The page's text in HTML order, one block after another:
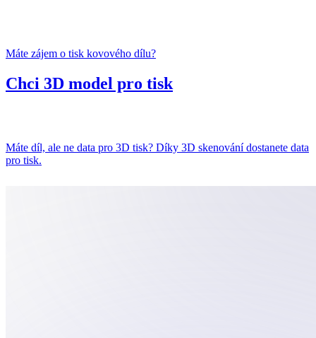
Máte zájem o tisk kovového dílu?
Chci 3D model pro tisk
Máte díl, ale ne data pro 3D tisk? Díky 3D skenování dostanete data
pro tisk.